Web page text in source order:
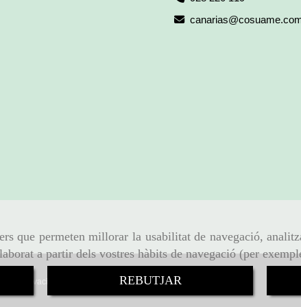
que permeten millorar la usabilitat de navegació,
a partir dels vostres hàbits de navegació (per
REBUTJAR
canarias
de Privacitat